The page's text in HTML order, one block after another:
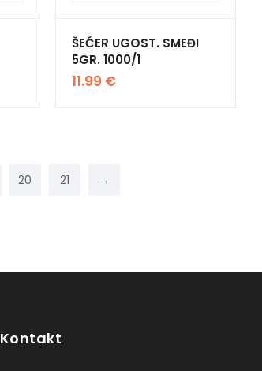
ŠEĆER UGOST. SMEĐI
5GR. 1000/1
11.99 €
20 21 →
Kontakt